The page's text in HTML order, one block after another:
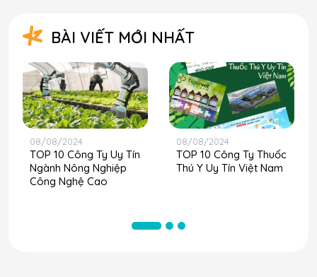
BÀI VIẾT MỚI NHẤT
08/08/2024
TOP 10 Công Ty Uy Tín
Ngành Nông Nghiệp
Công Nghệ Cao
08/08/2024
TOP 10 Công Ty Thuốc
Thú Y Uy Tín Việt Nam